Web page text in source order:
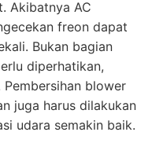
Akibatnya AC
freon dapat
Bukan bagian
diperhatikan,
blower
juga harus dilakukan
udara semakin baik.